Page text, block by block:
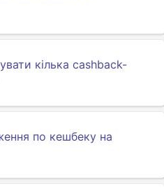
кілька cashback-
по кешбеку на